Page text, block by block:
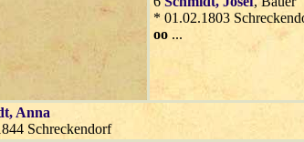
* 01.02.1803
oo ...
, Anna
Schreckendorf